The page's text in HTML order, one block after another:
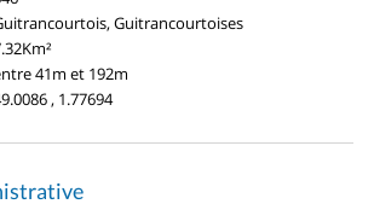
Guitrancourtoises
41m et 192m
, 1.77694